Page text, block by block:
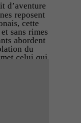
d’aventure
reposent
cette
sans rimes
abordent
du
celui qui